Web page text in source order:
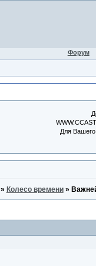
Форум
Для
» Колесо времени »